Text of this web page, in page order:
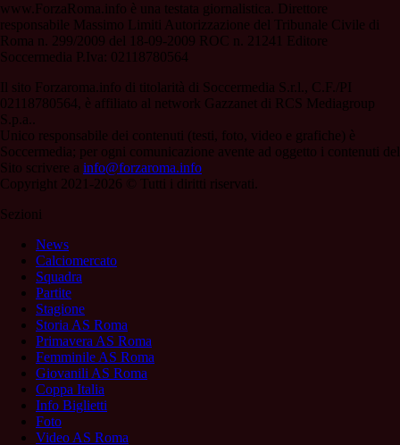
www.ForzaRoma.info è una testata giornalistica. Direttore
responsabile Massimo Limiti Autorizzazione del Tribunale Civile di
Roma n. 299/2009 del 18-09-2009 ROC n. 21241 Editore
Soccermedia P.Iva: 02118780564
Il sito Forzaroma.info di titolarità di Soccermedia S.r.l., C.F./PI
02118780564, è affiliato al network Gazzanet di RCS Mediagroup
S.p.a..
Unico responsabile dei contenuti (testi, foto, video e grafiche) è
Soccermedia; per ogni comunicazione avente ad oggetto i contenuti del
Sito scrivere a info@forzaroma.info
Copyright 2021-2026 © Tutti i diritti riservati.
Sezioni
News
Calciomercato
Squadra
Partite
Stagione
Storia AS Roma
Primavera AS Roma
Femminile AS Roma
Giovanili AS Roma
Coppa Italia
Info Biglietti
Foto
Video AS Roma